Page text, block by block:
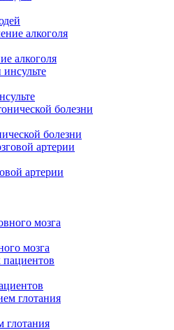
алкоголя
болезни
артерии
мозга
глотания